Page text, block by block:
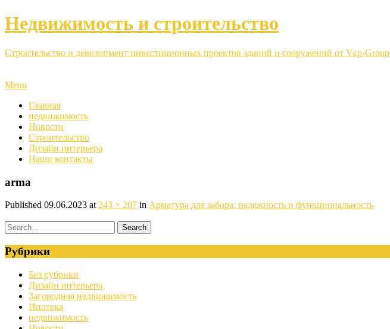
Недвижимость и строительство
Строительство и девелопмент инвестиционных проектов зданий и сооружений от Vcp-Group
Menu
Главная
недвижимость
Новости
Строительство
Дизайн интерьера
Наши контакты
arma
Published 09.06.2023 at 243 × 207 in Арматура для забора: надежность и функциональность
Рубрики
Без рубрики
Дизайн интерьера
Загородная недвижимость
Ипотека
недвижимость